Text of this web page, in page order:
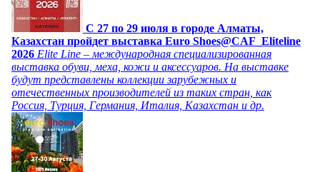
C 27 по 29 июля в городе Алматы,
Казахстан пройдет выставка Euro Shoes@CAF_Eliteline
2026 Elite Line – международная специализированная
выставка обуви, меха, кожи и аксессуаров. На выставке
будут представлены коллекции зарубежных и
отечественных производителей из таких стран, как
Россия, Турция, Германия, Италия, Казахстан и др.